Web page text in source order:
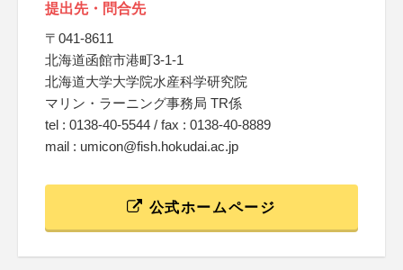
提出先・問合先
〒041-8611
北海道函館市港町3-1-1
北海道大学大学院水産科学研究院
マリン・ラーニング事務局 TR係
tel : 0138-40-5544 / fax : 0138-40-8889
mail : umicon@fish.hokudai.ac.jp
公式ホームページ